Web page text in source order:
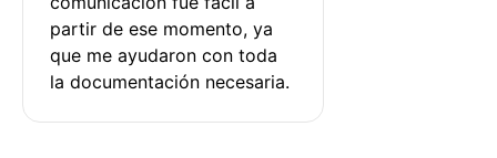
partir de ese momento, ya
que me ayudaron con toda
la documentación necesaria.